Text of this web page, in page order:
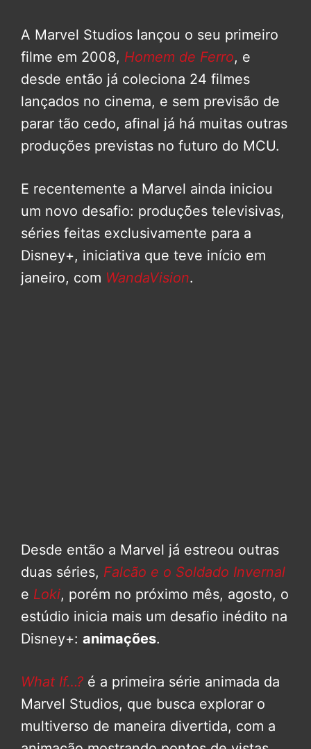
A Marvel Studios lançou o seu primeiro
filme em 2008, Homem de Ferro, e
desde então já coleciona 24 filmes
lançados no cinema, e sem previsão de
parar tão cedo, afinal já há muitas outras
produções previstas no futuro do MCU.
E recentemente a Marvel ainda iniciou
um novo desafio: produções televisivas,
séries feitas exclusivamente para a
Disney+, iniciativa que teve início em
janeiro, com WandaVision.
Desde então a Marvel já estreou outras
duas séries, Falcão e o Soldado Invernal
e Loki, porém no próximo mês, agosto, o
estúdio inicia mais um desafio inédito na
Disney+: animações.
What If…? é a primeira série animada da
Marvel Studios, que busca explorar o
multiverso de maneira divertida, com a